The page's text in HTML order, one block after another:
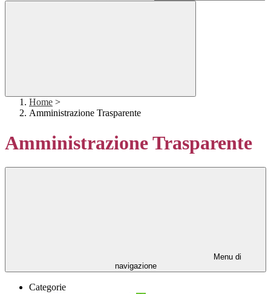
Home >
Amministrazione Trasparente
Amministrazione Trasparente
Menu di
navigazione
Categorie